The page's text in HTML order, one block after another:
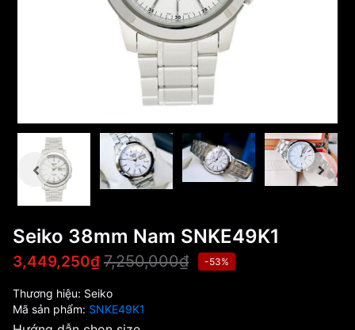
Seiko 38mm Nam SNKE49K1
3,449,250₫ 7,250,000₫ -53%
Thương hiệu: Seiko
Mã sản phẩm: SNKE49K1